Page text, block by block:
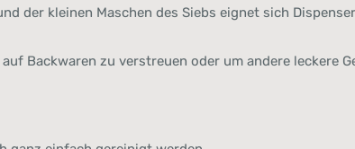
der kleinen Maschen des Siebs eignet sich
Backwaren zu verstreuen oder um andere leckere